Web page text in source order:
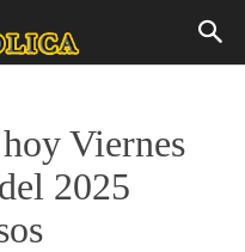
Viernes
2025